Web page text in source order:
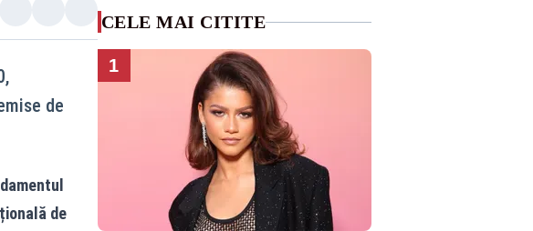
de
de
CELE MAI CITITE
1